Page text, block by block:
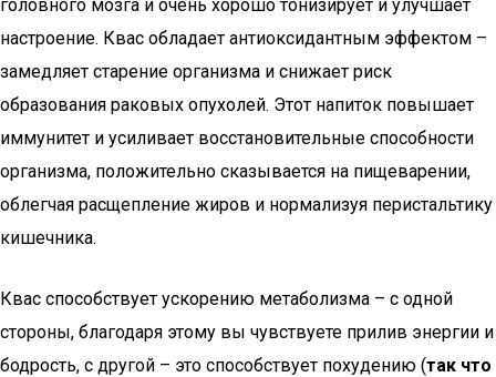
головного мозга и очень хорошо тонизирует и улучшает
настроение. Квас обладает антиоксидантным эффектом –
замедляет старение организма и снижает риск
образования раковых опухолей. Этот напиток повышает
иммунитет и усиливает восстановительные способности
организма, положительно сказывается на пищеварении,
облегчая расщепление жиров и нормализуя перистальтику
кишечника.
Квас способствует ускорению метаболизма – с одной
стороны, благодаря этому вы чувствуете прилив энергии и
бодрость, с другой – это способствует похудению (так что